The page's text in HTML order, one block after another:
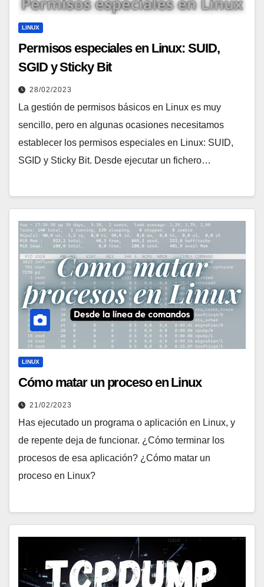
LINUX
Permisos especiales en Linux: SUID,
SGID y Sticky Bit
28/02/2023
La gestión de permisos básicos en Linux es muy
sencillo, pero en algunas ocasiones necesitamos
establecer los permisos especiales en Linux: SUID,
SGID y Sticky Bit. Desde ejecutar un fichero…
LINUX
Cómo matar un proceso en Linux
21/02/2023
Has ejecutado un programa o aplicación en Linux, y
de repente deja de funcionar. ¿Cómo terminar los
procesos de esa aplicación? ¿Cómo matar un
proceso en Linux?